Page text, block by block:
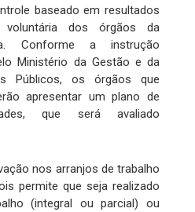
baseado em resultados
voluntária dos órgãos da
Conforme a instrução
Ministério da Gestão e da
Públicos, os órgãos que
apresentar um plano de
que será avaliado
nos arranjos de trabalho
permite que seja realizado
(integral ou parcial) ou